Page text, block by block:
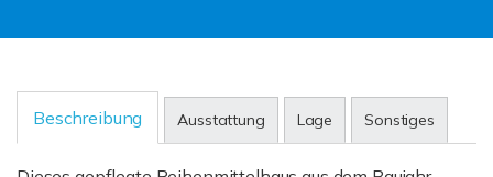
Beschreibung Ausstattung Lage Sonstiges